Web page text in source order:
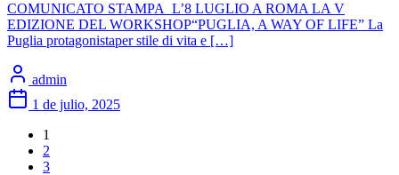
COMUNICATO STAMPA L’8 LUGLIO A ROMA LA V
EDIZIONE DEL WORKSHOP“PUGLIA, A WAY OF LIFE” La
Puglia protagonistaper stile di vita e […]
admin
1 de julio, 2025
1
2
3